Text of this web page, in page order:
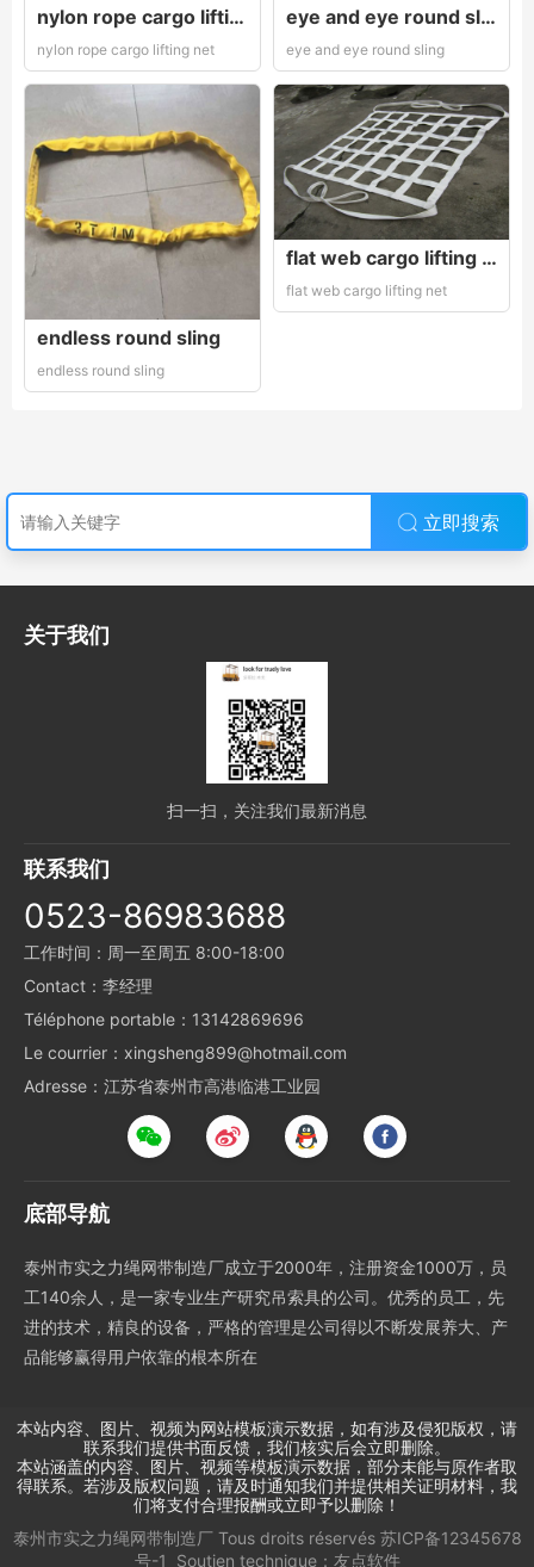
nylon rope cargo lifting net
nylon rope cargo lifting net
eye and eye round sling
eye and eye round sling
endless round sling
endless round sling
flat web cargo lifting net
flat web cargo lifting net
立即搜索
关于我们
扫一扫，关注我们最新消息
联系我们
0523-86983688
工作时间：周一至周五 8:00-18:00
Contact：李经理
Téléphone portable：13142869696
Le courrier：xingsheng899@hotmail.com
Adresse：江苏省泰州市高港临港工业园
底部导航
泰州市实之力绳网带制造厂成立于2000年，注册资金1000万，员
工140余人，是一家专业生产研究吊索具的公司。优秀的员工，先
进的技术，精良的设备，严格的管理是公司得以不断发展养大、产
品能够赢得用户依靠的根本所在
本站内容、图片、视频为网站模板演示数据，如有涉及侵犯版权，请
联系我们提供书面反馈，我们核实后会立即删除。
本站涵盖的内容、图片、视频等模板演示数据，部分未能与原作者取
得联系。若涉及版权问题，请及时通知我们并提供相关证明材料，我
们将支付合理报酬或立即予以删除！
泰州市实之力绳网带制造厂Tous droits réservés 苏ICP备12345678
号-1
Soutien technique： 友点软件